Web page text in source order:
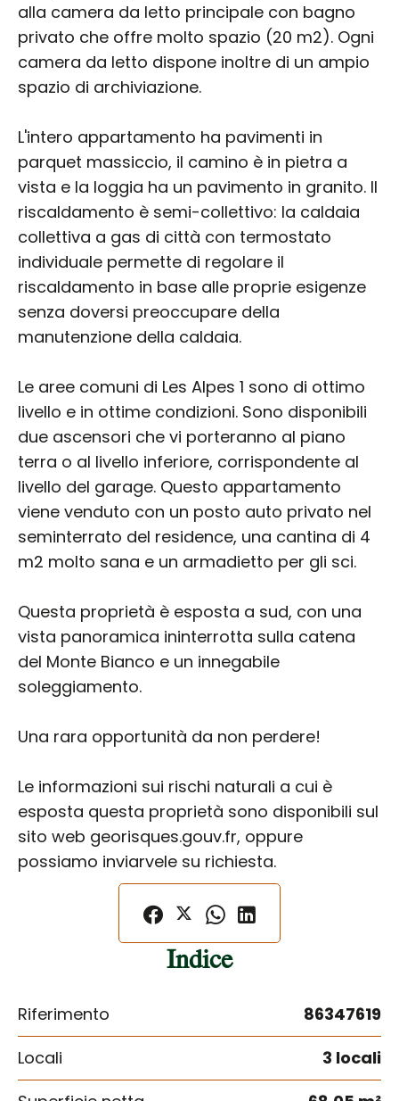
alla camera da letto principale con bagno
privato che offre molto spazio (20 m2). Ogni
camera da letto dispone inoltre di un ampio
spazio di archiviazione.
L'intero appartamento ha pavimenti in
parquet massiccio, il camino è in pietra a
vista e la loggia ha un pavimento in granito. Il
riscaldamento è semi-collettivo: la caldaia
collettiva a gas di città con termostato
individuale permette di regolare il
riscaldamento in base alle proprie esigenze
senza doversi preoccupare della
manutenzione della caldaia.
Le aree comuni di Les Alpes 1 sono di ottimo
livello e in ottime condizioni. Sono disponibili
due ascensori che vi porteranno al piano
terra o al livello inferiore, corrispondente al
livello del garage. Questo appartamento
viene venduto con un posto auto privato nel
seminterrato del residence, una cantina di 4
m2 molto sana e un armadietto per gli sci.
Questa proprietà è esposta a sud, con una
vista panoramica ininterrotta sulla catena
del Monte Bianco e un innegabile
soleggiamento.
Una rara opportunità da non perdere!
Le informazioni sui rischi naturali a cui è
esposta questa proprietà sono disponibili sul
sito web georisques.gouv.fr, oppure
possiamo inviarvele su richiesta.
Indice
Riferimento
86347619
Locali
3 locali